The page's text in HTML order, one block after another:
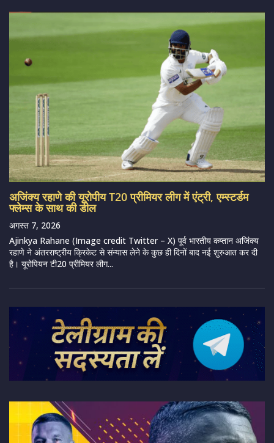
अजिंक्य रहाणे की यूरोपीय T20 प्रीमियर लीग में एंट्री, एम्स्टर्डम
फ्लेम्स के साथ की डील
अगस्त 7, 2026
Ajinkya Rahane (Image credit Twitter – X) पूर्व भारतीय कप्तान अजिंक्य
रहाणे ने अंतरराष्ट्रीय क्रिकेट से संन्यास लेने के कुछ ही दिनों बाद नई शुरुआत कर दी
है। यूरोपियन टी20 प्रीमियर लीग...